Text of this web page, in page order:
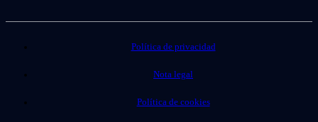
Política de privacidad
Nota legal
Política de cookies